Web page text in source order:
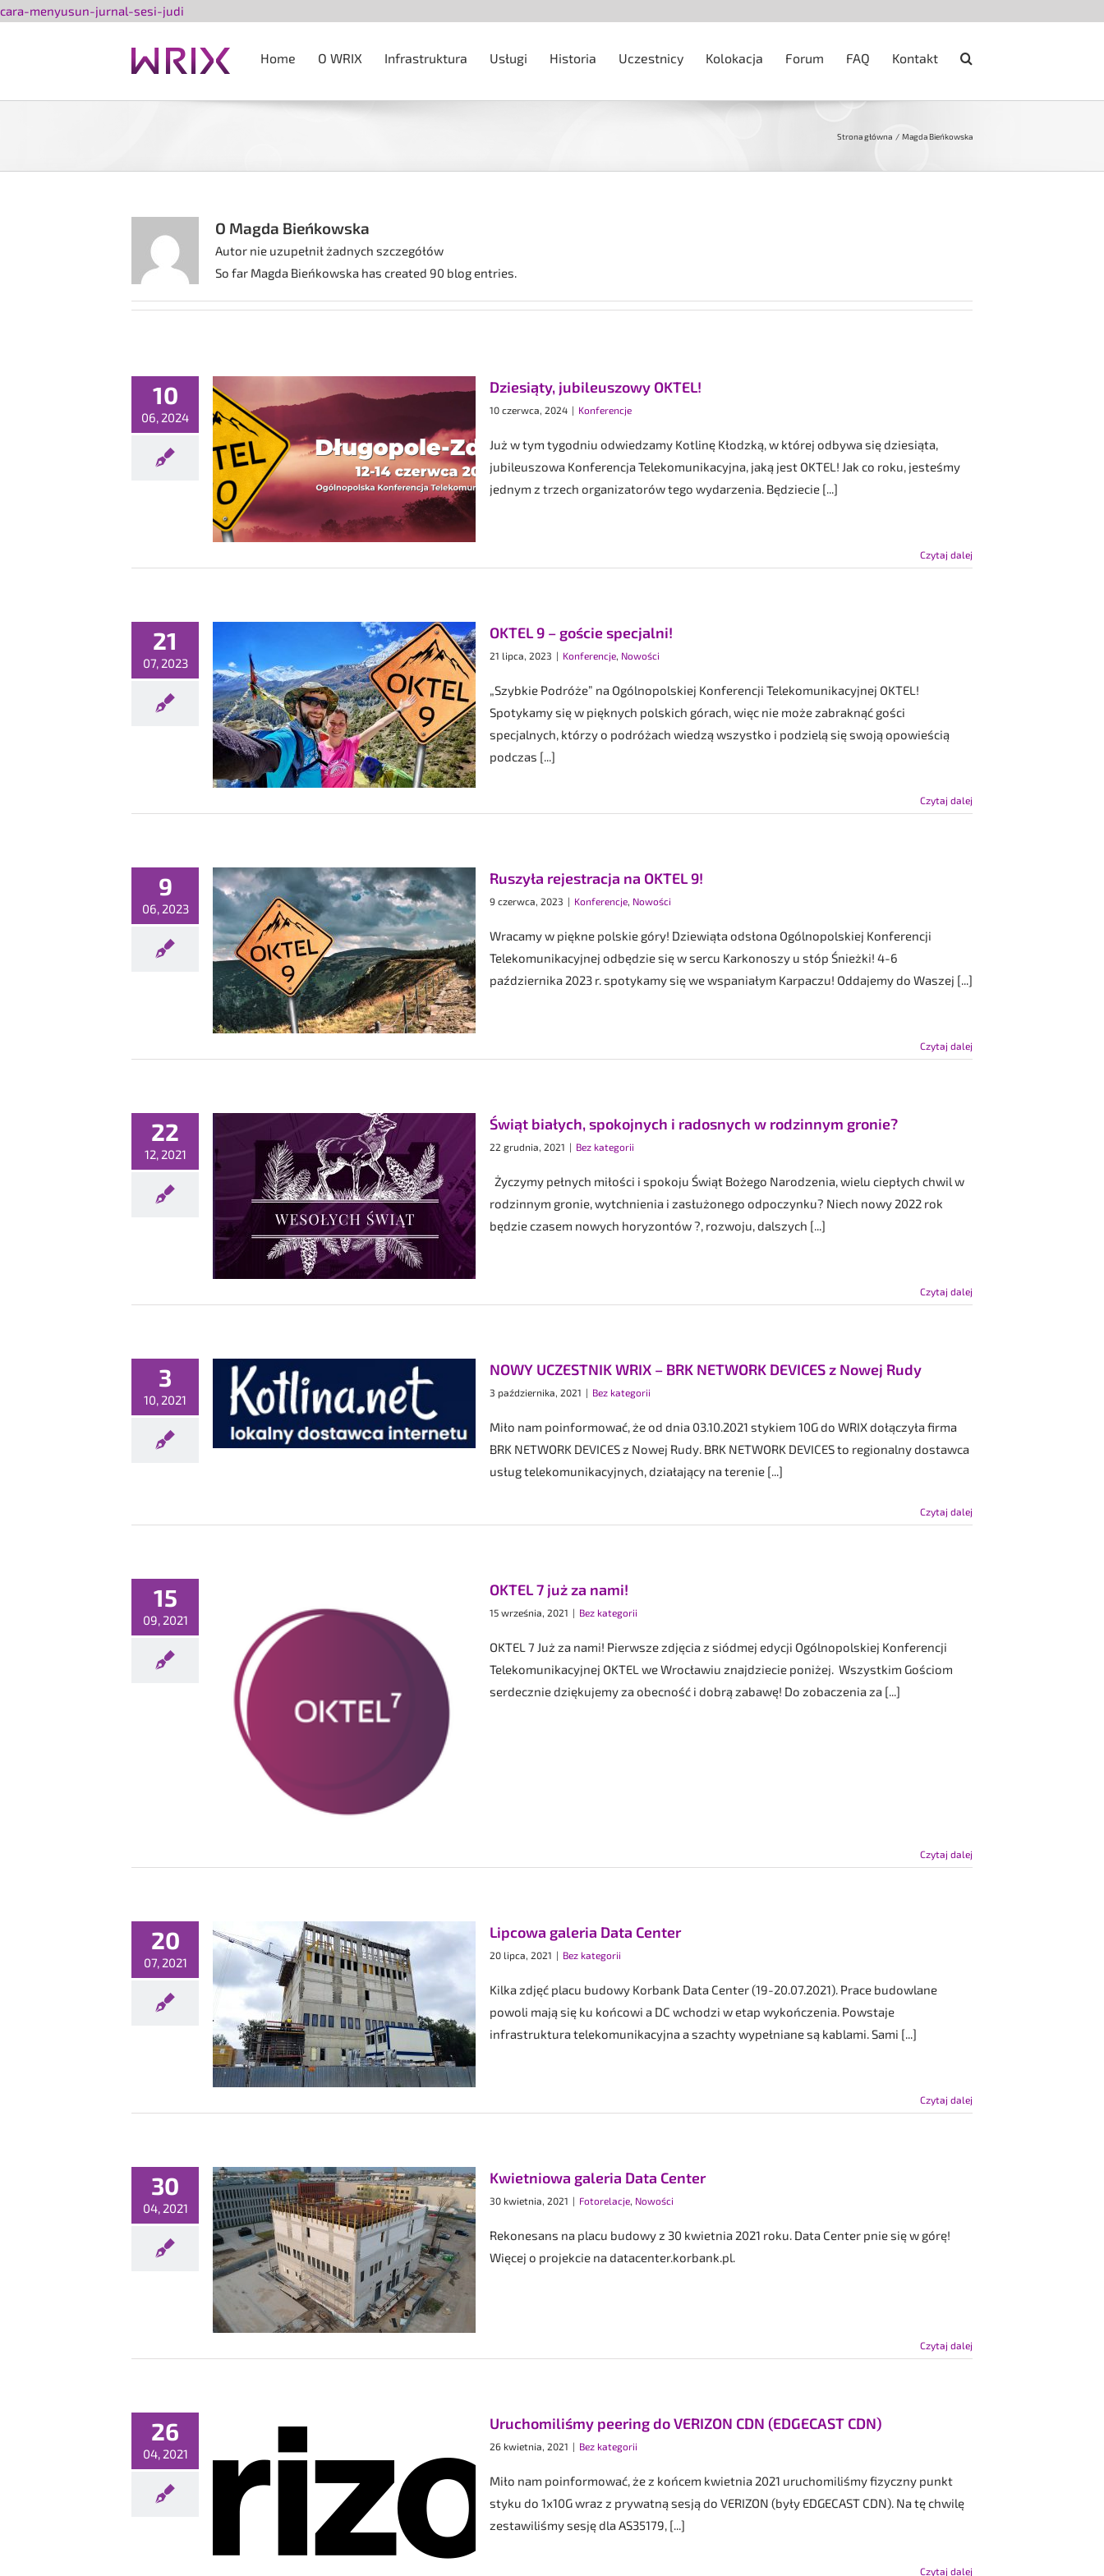
cara-menyusun-jurnal-sesi-judi
zawartości
Home O WRIX Infrastruktura Usługi Historia Uczestnicy Kolokacja Forum FAQ Kontakt
Strona główna Magda Bieńkowska
O Magda Bieńkowska
Autor nie uzupełnił żadnych szczegółów
So far Magda Bieńkowska has created 90 blog entries.
10
06, 2024
jubileuszowy OKTEL!
Dziesiąty, jubileuszowy OKTEL!
10 czerwca, 2024 | Konferencje
Już w tym tygodniu odwiedzamy Kotlinę Kłodzką, w której odbywa się dziesiąta,
jubileuszowa Konferencja Telekomunikacyjna, jaką jest OKTEL! Jak co roku, jesteśmy
jednym z trzech organizatorów tego wydarzenia. Będziecie [...]
Czytaj dalej
21
07, 2023
OKTEL 9 – goście specjalni!
OKTEL 9 – goście specjalni!
21 lipca, 2023 | Konferencje, Nowości
„Szybkie Podróże” na Ogólnopolskiej Konferencji Telekomunikacyjnej OKTEL!
Spotykamy się w pięknych polskich górach, więc nie może zabraknąć gości
specjalnych, którzy o podróżach wiedzą wszystko i podzielą się swoją opowieścią
podczas [...]
Czytaj dalej
9
06, 2023
rejestracja na OKTEL 9!
Ruszyła rejestracja na OKTEL 9!
9 czerwca, 2023 | Konferencje, Nowości
Wracamy w piękne polskie góry! Dziewiąta odsłona Ogólnopolskiej Konferencji
Telekomunikacyjnej odbędzie się w sercu Karkonoszy u stóp Śnieżki! 4-6
października 2023 r. spotykamy się we wspaniałym Karpaczu! Oddajemy do Waszej [...]
Czytaj dalej
22
12, 2021
Świąt białych, spokojnych i
Świąt białych, spokojnych i radosnych w rodzinnym gronie?
22 grudnia, 2021 | Bez kategorii
Życzymy pełnych miłości i spokoju Świąt Bożego Narodzenia, wielu ciepłych chwil w
rodzinnym gronie, wytchnienia i zasłużonego odpoczynku? Niech nowy 2022 rok
będzie czasem nowych horyzontów ?, rozwoju, dalszych [...]
Czytaj dalej
3
10, 2021
UCZESTNIK WRIX – BRK
DEVICES z Nowej Rudy
NOWY UCZESTNIK WRIX – BRK NETWORK DEVICES z Nowej Rudy
3 października, 2021 | Bez kategorii
Miło nam poinformować, że od dnia 03.10.2021 stykiem 10G do WRIX dołączyła firma
BRK NETWORK DEVICES z Nowej Rudy. BRK NETWORK DEVICES to regionalny dostawca
usług telekomunikacyjnych, działający na terenie [...]
Czytaj dalej
15
09, 2021
OKTEL 7 już za nami!
15 września, 2021 | Bez kategorii
OKTEL 7 Już za nami! Pierwsze zdjęcia z siódmej edycji Ogólnopolskiej Konferencji
Telekomunikacyjnej OKTEL we Wrocławiu znajdziecie poniżej. Wszystkim Gościom
serdecznie dziękujemy za obecność i dobrą zabawę! Do zobaczenia za [...]
Czytaj dalej
20
07, 2021
galeria Data Center
Lipcowa galeria Data Center
20 lipca, 2021 | Bez kategorii
Kilka zdjęć placu budowy Korbank Data Center (19-20.07.2021). Prace budowlane
powoli mają się ku końcowi a DC wchodzi w etap wykończenia. Powstaje
infrastruktura telekomunikacyjna a szachty wypełniane są kablami. Sami [...]
Czytaj dalej
30
04, 2021
galeria Data Center
Kwietniowa galeria Data Center
30 kwietnia, 2021 | Fotorelacje, Nowości
Rekonesans na placu budowy z 30 kwietnia 2021 roku. Data Center pnie się w górę!
Więcej o projekcie na datacenter.korbank.pl.
Czytaj dalej
26
04, 2021
peering do VERIZON
Uruchomiliśmy peering do VERIZON CDN (EDGECAST CDN)
26 kwietnia, 2021 | Bez kategorii
Miło nam poinformować, że z końcem kwietnia 2021 uruchomiliśmy fizyczny punkt
styku do 1x10G wraz z prywatną sesją do VERIZON (były EDGECAST CDN). Na tę chwilę
zestawiliśmy sesję dla AS35179, [...]
Czytaj dalej